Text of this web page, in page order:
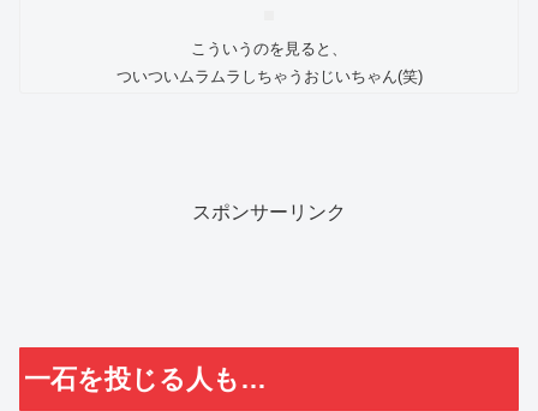
こういうのを見ると、
ついついムラムラしちゃうおじいちゃん(笑)
スポンサーリンク
一石を投じる人も…